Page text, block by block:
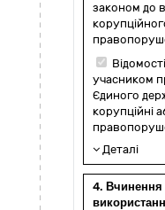
законом до
учасником
Єдиного
корупційні
Деталі
4. Вчинення